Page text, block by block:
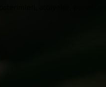
atölyeler, panel